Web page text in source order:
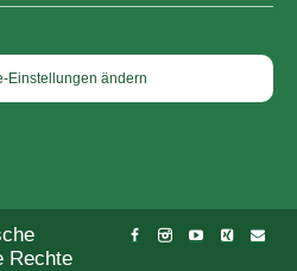
Einstellungen ändern
Rechte